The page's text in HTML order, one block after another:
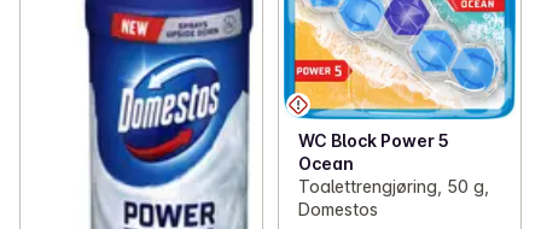
WC Block Power 5
Ocean
Toalettrengjøring, 50 g,
Domestos